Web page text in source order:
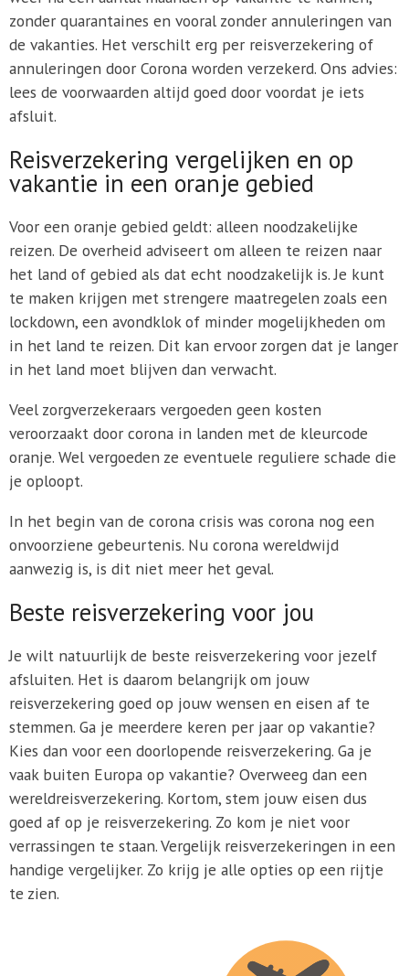
zonder quarantaines en vooral zonder annuleringen van
de vakanties. Het verschilt erg per reisverzekering of
annuleringen door Corona worden verzekerd. Ons advies:
lees de voorwaarden altijd goed door voordat je iets
afsluit.
Reisverzekering vergelijken en op
vakantie in een oranje gebied
Voor een oranje gebied geldt: alleen noodzakelijke
reizen. De overheid adviseert om alleen te reizen naar
het land of gebied als dat echt noodzakelijk is. Je kunt
te maken krijgen met strengere maatregelen zoals een
lockdown, een avondklok of minder mogelijkheden om
in het land te reizen. Dit kan ervoor zorgen dat je langer
in het land moet blijven dan verwacht.
Veel zorgverzekeraars vergoeden geen kosten
veroorzaakt door corona in landen met de kleurcode
oranje. Wel vergoeden ze eventuele reguliere schade die
je oploopt.
In het begin van de corona crisis was corona nog een
onvoorziene gebeurtenis. Nu corona wereldwijd
aanwezig is, is dit niet meer het geval.
Beste reisverzekering voor jou
Je wilt natuurlijk de beste reisverzekering voor jezelf
afsluiten. Het is daarom belangrijk om jouw
reisverzekering goed op jouw wensen en eisen af te
stemmen. Ga je meerdere keren per jaar op vakantie?
Kies dan voor een doorlopende reisverzekering. Ga je
vaak buiten Europa op vakantie? Overweeg dan een
wereldreisverzekering. Kortom, stem jouw eisen dus
goed af op je reisverzekering. Zo kom je niet voor
verrassingen te staan. Vergelijk reisverzekeringen in een
handige vergelijker. Zo krijg je alle opties op een rijtje
te zien.